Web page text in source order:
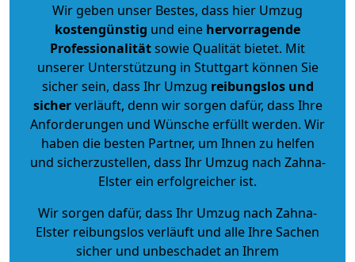
Wir geben unser Bestes, dass hier Umzug
kostengünstig und eine hervorragende
Professionalitätsowie Qualität bietet. Mit
unserer Unterstützung in Stuttgart können Sie
sicher sein, dass Ihr Umzug reibungslos und
sicherverläuft, denn wir sorgen dafür, dass Ihre
Anforderungen und Wünsche erfüllt werden. Wir
haben die besten Partner, um Ihnen zu helfen
und sicherzustellen, dass Ihr Umzug nach Zahna-
Elster ein erfolgreicher ist.
Wir sorgen dafür, dass Ihr Umzug nach Zahna-
Elster reibungslos verläuft und alle Ihre Sachen
sicher und unbeschadet an Ihrem